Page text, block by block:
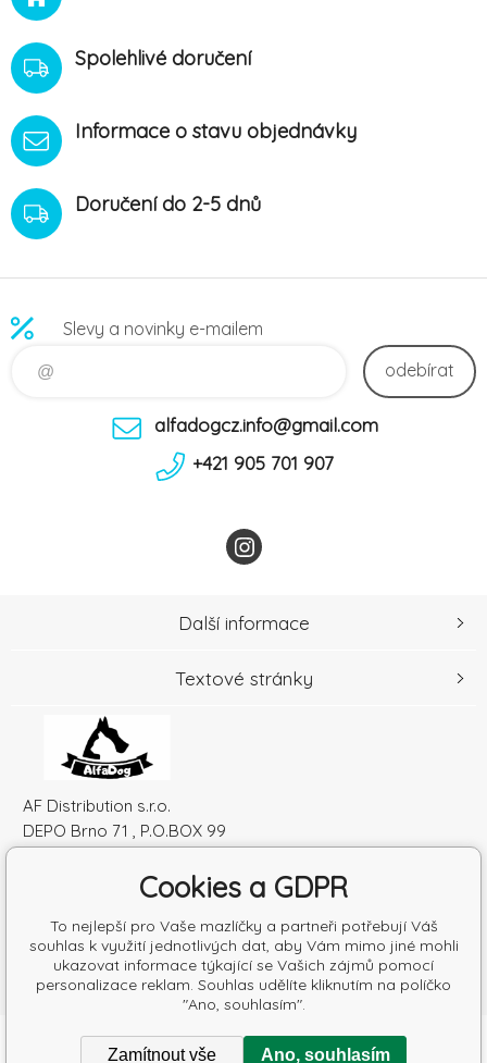
Spolehlivé doručení
Informace o stavu objednávky
Doručení do 2-5 dnů
Slevy a novinky e-mailem
odebírat
alfadogcz.info@gmail.com
+421 905 701 907
AF Distribution s.r.o.
DEPO Brno 71 , P.O.BOX 99
Česká republika
DIČ: SK2120864328
Další informace
Textové stránky
Copyright © 2026 AF Distribution s.r.o.
Cookies a GDPR
To nejlepší pro Vaše mazlíčky a partneři potřebují Váš
souhlas k využití jednotlivých dat, aby Vám mimo jiné mohli
ukazovat informace týkající se Vašich zájmů pomocí
personalizace reklam. Souhlas udělíte kliknutím na políčko
"Ano, souhlasím".
Zamítnout vše Ano, souhlasím